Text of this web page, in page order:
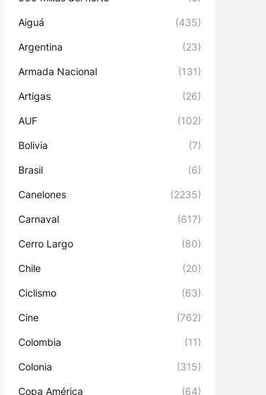
Aiguá (435)
Argentina (23)
Armada Nacional (131)
Artigas (26)
AUF (102)
Bolivia (7)
Brasil (6)
Canelones (2235)
Carnaval (617)
Cerro Largo (80)
Chile (20)
Ciclismo (63)
Cine (762)
Colombia (11)
Colonia (315)
Copa América (64)